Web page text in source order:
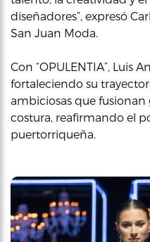
diseñadores”, expresó
San Juan Moda.
Con “OPULENTIA”, Luis
fortaleciendo su
ambiciosas que fusionan
costura, reafirmando el
puertorriqueña.